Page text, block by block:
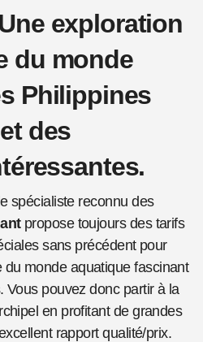
exploration
du monde
Philippines
des
spécialiste reconnu des
propose toujours des tarifs
sans précédent pour
monde aquatique fascinant
Vous pouvez donc partir à la
en profitant de grandes
rapport qualité/prix.